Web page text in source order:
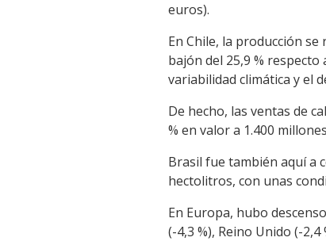
euros).
En Chile, la producción
bajón del 25,9 %
variabilidad climática y el
De hecho, las ventas de
% en valor a 1.400
Brasil fue también aquí a
hectolitros, con unas
En Europa, hubo
(-4,3 %), Reino Unido (-2,4